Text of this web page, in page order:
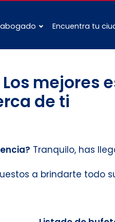
Encuentra tu
mejores
de ti
Tranquilo, has
a brindarte todo